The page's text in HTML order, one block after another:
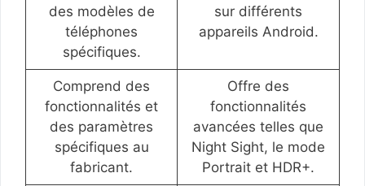
des modèles de
téléphones
spécifiques.
sur différents
appareils Android.
Comprend des
fonctionnalités et
des paramètres
spécifiques au
fabricant.
Offre des
fonctionnalités
avancées telles que
Night Sight, le mode
Portrait et HDR+.